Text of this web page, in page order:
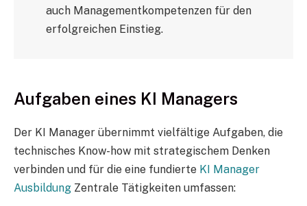
auch Managementkompetenzen für den
erfolgreichen Einstieg.
Aufgaben eines KI Managers
Der KI Manager übernimmt vielfältige Aufgaben, die
technisches Know-how mit strategischem Denken
verbinden und für die eine fundierte KI Manager
Ausbildung Zentrale Tätigkeiten umfassen: